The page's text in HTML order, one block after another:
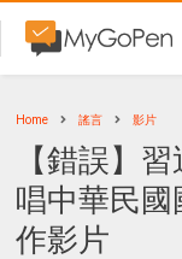
Home 謠言 影片
【錯誤】
唱中華民國
作影片